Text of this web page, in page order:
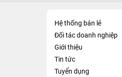
Hệ thống bán lẻ
Đối tác doanh nghiệp
Giới thiệu
Tin tức
Tuyển dụng